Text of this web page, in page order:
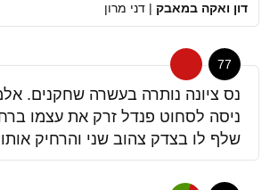
דון ואקה במאבק | דני מרון
77
נס ציונה נותרה בעשרה שחקנים.
ניסה לסחוט פנדל זרק את עצמו
שלף לו בצדק צהוב שני והרחיק אותו